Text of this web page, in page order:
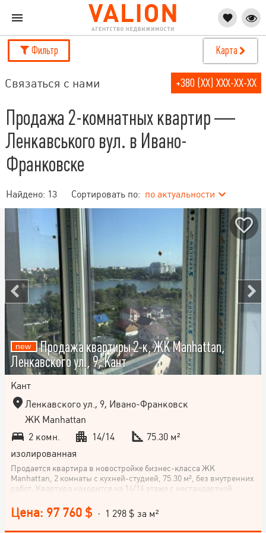
Фильтр Карта
Связаться с нами +380 (XX) XXX-XX-XX
Продажа 2-комнатных квартир —
Ленкавського вул. в Ивано-
Франковске
Найдено: 13 Сортировать по: по актуальности
Продажа квартиры 2-к, ЖК Manhattan,
Ленкавского ул., 9, Кант
Кант
Ленкавского ул., 9, Ивано-Франковск
ЖК Manhattan
2 комн.
14/14
75.30 м²
изолированная
Продается квартира в новостройке бизнес-класса ЖК
Manhattan, 2 комнаты с кухней-студией, 75.30 м², без внутренних
работ. Квартира находится на 14/14 этаже с нестандартной
центре Ивано-Франковска. Не упускайте возможности стать
владельцем этой комфортной квартиры в самом сердце города!
Звоните!
Цена: 97 760 $ · 1 298 $ за м²